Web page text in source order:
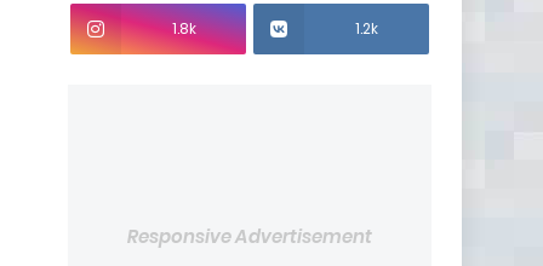
1.8k 1.2k
Responsive Advertisement